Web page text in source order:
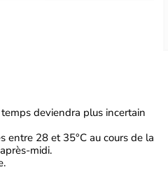
deviendra plus incertain
entre 28 et 35°C au cours de la
midi.